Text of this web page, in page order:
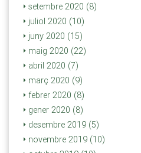
setembre 2020 (8)
juliol 2020 (10)
juny 2020 (15)
maig 2020 (22)
abril 2020 (7)
març 2020 (9)
febrer 2020 (8)
gener 2020 (8)
desembre 2019 (5)
novembre 2019 (10)